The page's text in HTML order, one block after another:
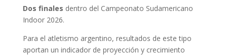
Dos finales dentro del Campeonato Sudamericano
Indoor 2026.
Para el atletismo argentino, resultados de este tipo
aportan un indicador de proyección y crecimiento